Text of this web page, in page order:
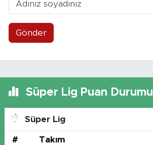
Gönder
Süper Lig Puan Durumu
Süper Lig
# Takım